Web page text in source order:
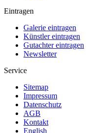
Eintragen
Galerie eintragen
Künstler eintragen
Gutachter eintragen
Newsletter
Service
Sitemap
Impressum
Datenschutz
AGB
Kontakt
English